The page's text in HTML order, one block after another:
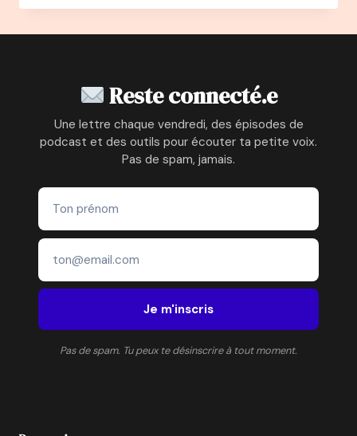
PASSION
6
Reste connecté.e
Une lettre chaque vendredi, des épisodes de
podcast et des outils pour écouter ta petite voix.
Pas de spam, jamais.
Je m'inscris
Pas de spam. Tu peux te désinscrire à tout moment.